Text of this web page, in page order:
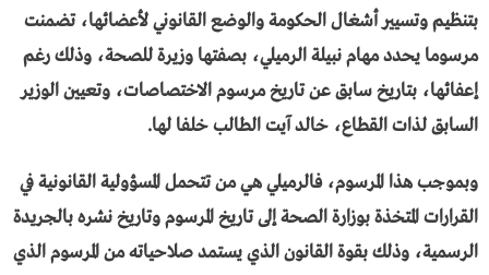
بتنظيم وتسيير أشغال الحكومة والوضع القانوني لأعضائها، تضمنت
مرسوما يحدد مهام نبيلة الرميلي، بصفتها وزيرة للصحة، وذلك رغم
إعفائها، بتاريخ سابق عن تاريخ مرسوم الاختصاصات، وتعيين الوزير
السابق لذات القطاع، خالد آيت الطالب خلفا لها.
وبموجب هذا المرسوم، فالرميلي هي من تتحمل المسؤولية القانونية في
القرارات المتخذة بوزارة الصحة إلى تاريخ المرسوم وتاريخ نشره بالجريدة
الرسمية، وذلك بقوة القانون الذي يستمد صلاحياته من المرسوم الذي